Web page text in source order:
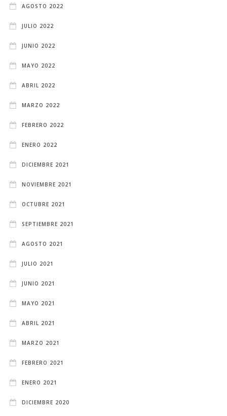
AGOSTO 2022
JULIO 2022
JUNIO 2022
MAYO 2022
ABRIL 2022
MARZO 2022
FEBRERO 2022
ENERO 2022
DICIEMBRE 2021
NOVIEMBRE 2021
OCTUBRE 2021
SEPTIEMBRE 2021
AGOSTO 2021
JULIO 2021
JUNIO 2021
MAYO 2021
ABRIL 2021
MARZO 2021
FEBRERO 2021
ENERO 2021
DICIEMBRE 2020